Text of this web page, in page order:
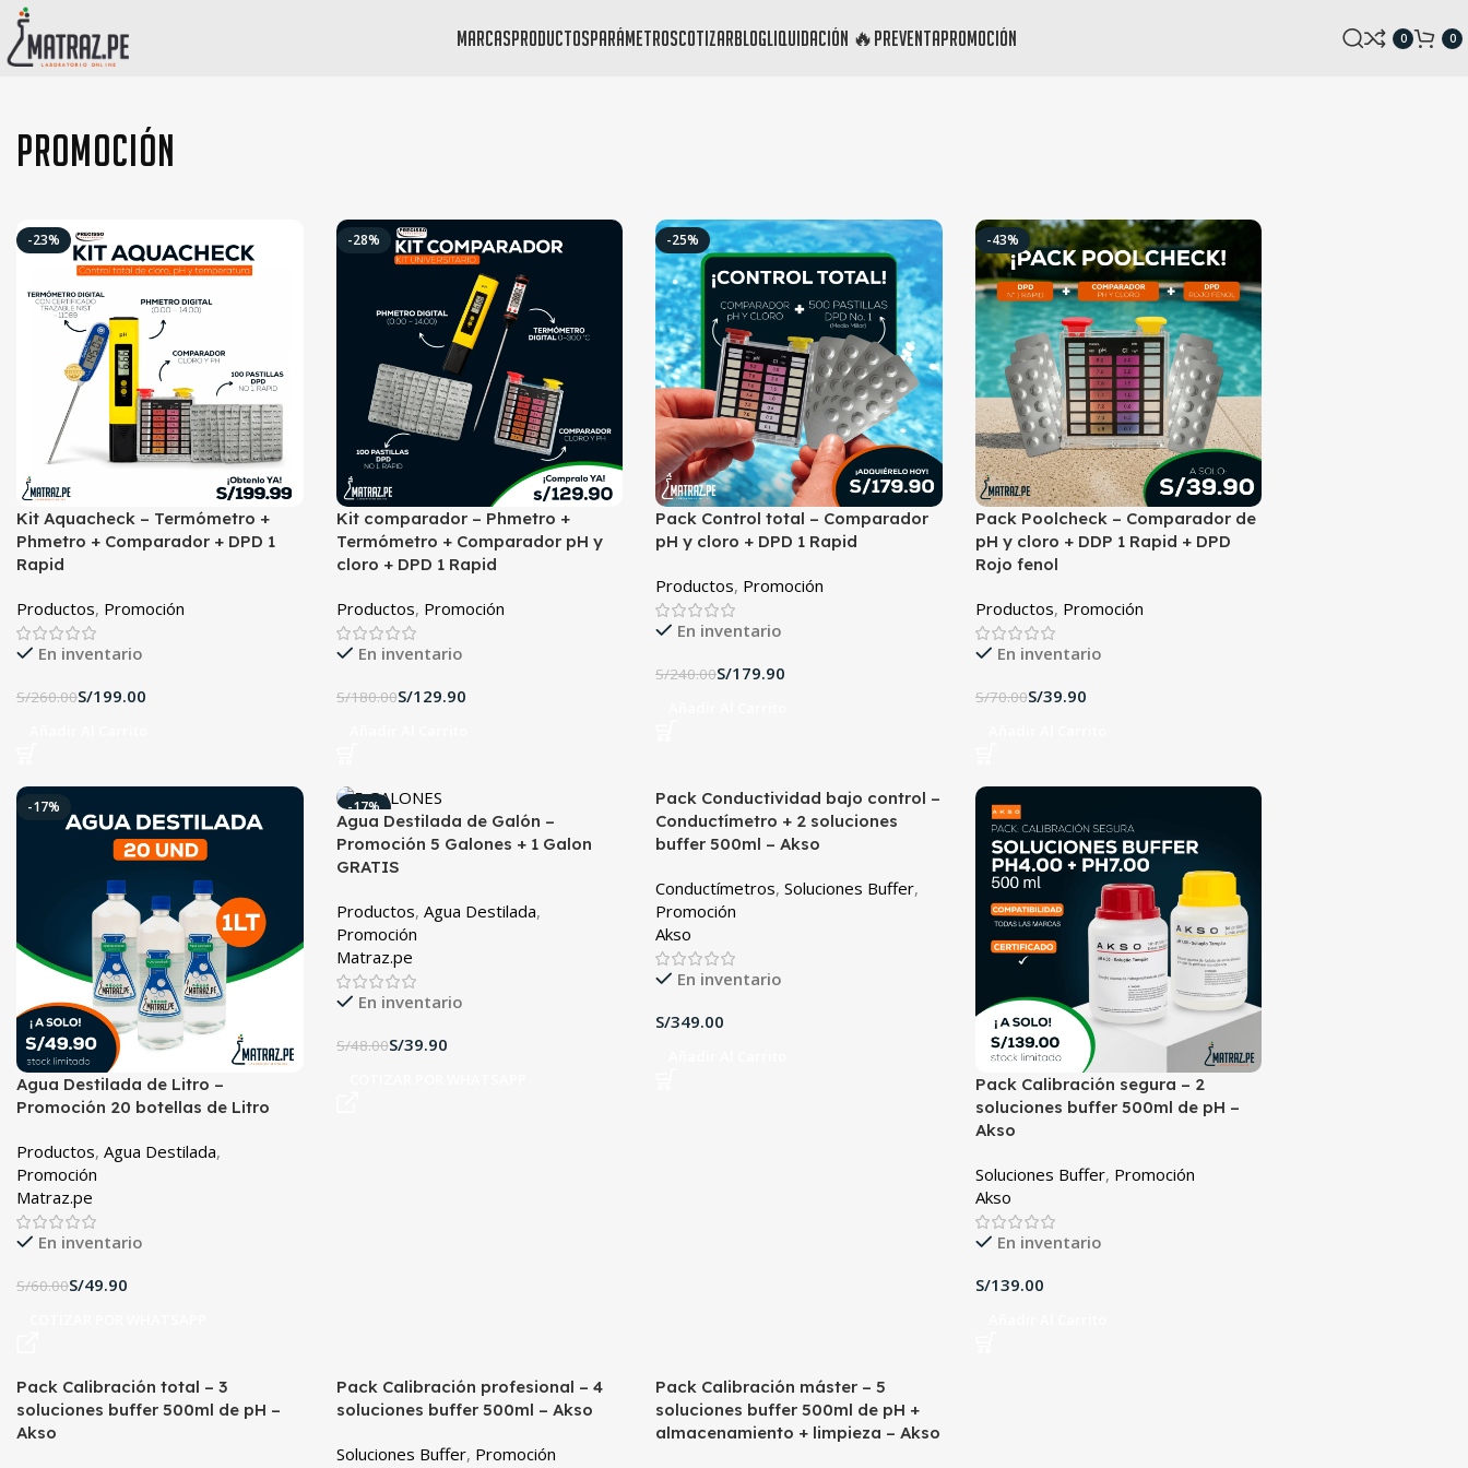
marcasproductosparámetroscotizarblogliquidación 🔥preventapromoción 0 0
Promoción
-23%
Kit Aquacheck – Termómetro +
Phmetro + Comparador + DPD 1
Rapid
Productos, Promoción
En inventario
S/260.00S/199.00
-28%
Kit comparador – Phmetro +
Termómetro + Comparador pH y
cloro + DPD 1 Rapid
Productos, Promoción
En inventario
S/180.00S/129.90
-25%
Pack Control total – Comparador
pH y cloro + DPD 1 Rapid
Productos, Promoción
En inventario
S/240.00S/179.90
-43%
Pack Poolcheck – Comparador de
pH y cloro + DDP 1 Rapid + DPD
Rojo fenol
Productos, Promoción
En inventario
S/70.00S/39.90
-17%
Agua Destilada de Litro –
Promoción 20 botellas de Litro
Productos, Agua Destilada,
Promoción
Matraz.pe
En inventario
S/60.00S/49.90
-17%
Agua Destilada de Galón –
Promoción 5 Galones + 1 Galon
GRATIS
Productos, Agua Destilada,
Promoción
Matraz.pe
En inventario
S/48.00S/39.90
Pack Conductividad bajo control –
Conductímetro + 2 soluciones
buffer 500ml – Akso
Conductímetros, Soluciones Buffer,
Promoción
Akso
En inventario
S/
Pack Calibración segura – 2
soluciones buffer 500ml de pH –
Akso
Soluciones Buffer, Promoción
Akso
En inventario
S/
Pack Calibración total – 3
soluciones buffer 500ml de pH –
Akso
Pack Calibración profesional – 4
soluciones buffer 500ml – Akso
Soluciones Buffer, Promoción
Pack Calibración máster – 5
soluciones buffer 500ml de pH +
almacenamiento + limpieza – Akso